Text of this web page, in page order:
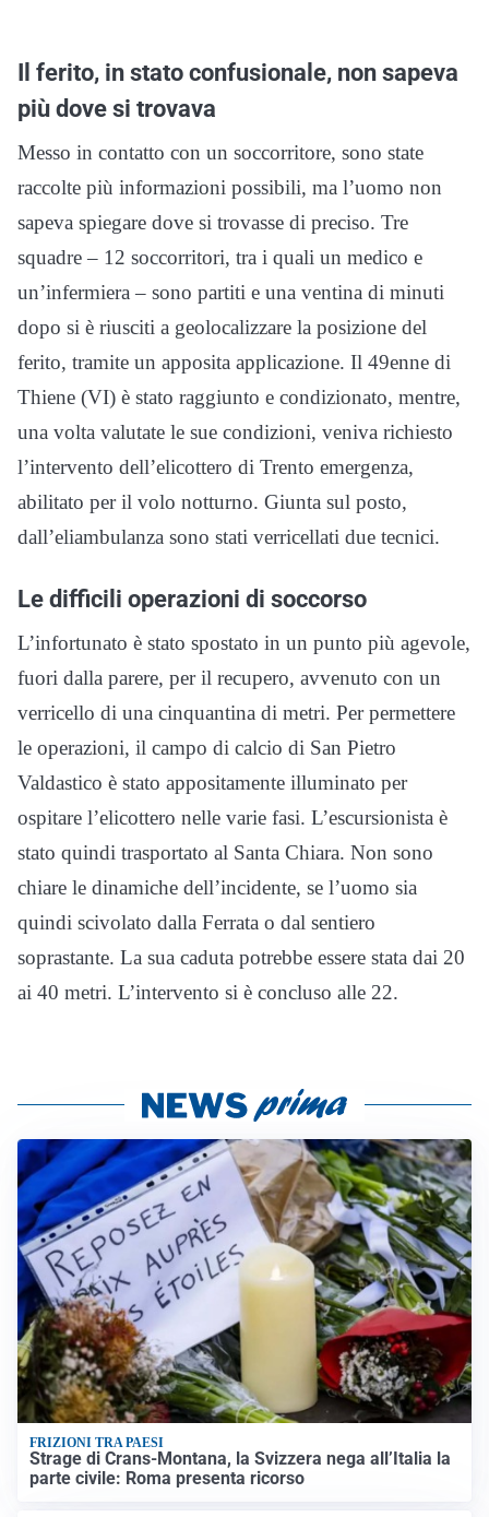
Il ferito, in stato confusionale, non sapeva
più dove si trovava
Messo in contatto con un soccorritore, sono state
raccolte più informazioni possibili, ma l’uomo non
sapeva spiegare dove si trovasse di preciso. Tre
squadre – 12 soccorritori, tra i quali un medico e
un’infermiera – sono partiti e una ventina di minuti
dopo si è riusciti a geolocalizzare la posizione del
ferito, tramite un apposita applicazione. Il 49enne di
Thiene (VI) è stato raggiunto e condizionato, mentre,
una volta valutate le sue condizioni, veniva richiesto
l’intervento dell’elicottero di Trento emergenza,
abilitato per il volo notturno. Giunta sul posto,
dall’eliambulanza sono stati verricellati due tecnici.
Le difficili operazioni di soccorso
L’infortunato è stato spostato in un punto più agevole,
fuori dalla parere, per il recupero, avvenuto con un
verricello di una cinquantina di metri. Per permettere
le operazioni, il campo di calcio di San Pietro
Valdastico è stato appositamente illuminato per
ospitare l’elicottero nelle varie fasi. L’escursionista è
stato quindi trasportato al Santa Chiara. Non sono
chiare le dinamiche dell’incidente, se l’uomo sia
quindi scivolato dalla Ferrata o dal sentiero
soprastante. La sua caduta potrebbe essere stata dai 20
ai 40 metri. L’intervento si è concluso alle 22.
FRIZIONI TRA PAESI
Strage di Crans-Montana, la Svizzera nega all’Italia la
parte civile: Roma presenta ricorso